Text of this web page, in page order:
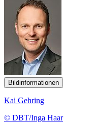
Bildinformationen
Kai Gehring
© DBT/Inga Haar